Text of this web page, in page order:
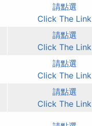
請點選
Click The Link
請點選
Click The Link
請點選
Click The Link
請點選
Click The Link